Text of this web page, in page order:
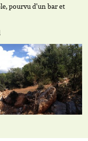
pourvu d’un bar et